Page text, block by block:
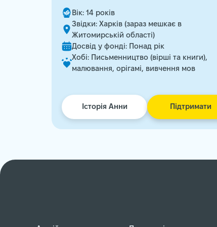
Вік: 14 років
Звідки: Харків (зараз мешкає в
Житомирській області)
Досвід у фонді: Понад рік
Хобі: Письменництво (вірші та книги),
малювання, орігамі, вивчення мов
Історія Анни Підтримати